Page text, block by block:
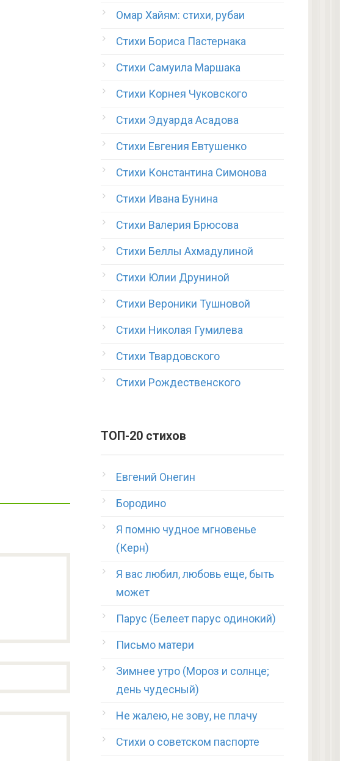
Омар Хайям: стихи, рубаи
Стихи Бориса Пастернака
Стихи Самуила Маршака
Стихи Корнея Чуковского
Стихи Эдуарда Асадова
Стихи Евгения Евтушенко
Стихи Константина Симонова
Стихи Ивана Бунина
Стихи Валерия Брюсова
Стихи Беллы Ахмадулиной
Стихи Юлии Друниной
Стихи Вероники Тушновой
Стихи Николая Гумилева
Стихи Твардовского
Стихи Рождественского
ТОП-20 стихов
Евгений Онегин
Бородино
Я помню чудное мгновенье
(Керн)
Я вас любил, любовь еще, быть
может
Парус (Белеет парус одинокий)
Письмо матери
Зимнее утро (Мороз и солнце;
день чудесный)
Не жалею, не зову, не плачу
Стихи о советском паспорте